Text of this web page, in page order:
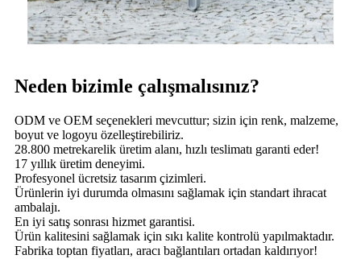
Neden bizimle çalışmalısınız?
ODM ve OEM seçenekleri mevcuttur; sizin için renk, malzeme,
boyut ve logoyu özelleştirebiliriz.
28.800 metrekarelik üretim alanı, hızlı teslimatı garanti eder!
17 yıllık üretim deneyimi.
Profesyonel ücretsiz tasarım çizimleri.
Ürünlerin iyi durumda olmasını sağlamak için standart ihracat
ambalajı.
En iyi satış sonrası hizmet garantisi.
Ürün kalitesini sağlamak için sıkı kalite kontrolü yapılmaktadır.
Fabrika toptan fiyatları, aracı bağlantıları ortadan kaldırıyor!